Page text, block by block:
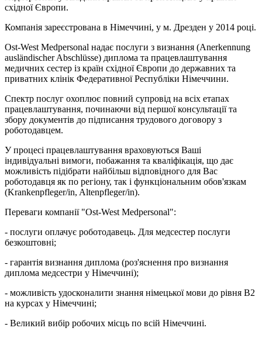
східної Європи.
Компанія зареєстрована в Німеччині, у м. Дрезден у 2014 році.
Ost-West Medpersonal надає послуги з визнання (Anerkennung
ausländischer Abschlüsse) диплома та працевлаштування
медичних сестер із країн східної Європи до державних та
приватних клінік Федеративної Республіки Німеччини.
Спектр послуг охоплює повний супровід на всіх етапах
працевлаштування, починаючи від першої консультації та
збору документів до підписання трудового договору з
роботодавцем.
У процесі працевлаштування враховуються Ваші
індивідуальні вимоги, побажання та кваліфікація, що дає
можливість підібрати найбільш відповідного для Вас
роботодавця як по регіону, так і функціональним обов'язкам
(Krankenpfleger/in, Altenpfleger/in).
Переваги компанії "Ost-West Medpersonal":
- послуги оплачує роботодавець. Для медсестер послуги
безкоштовні;
- гарантія визнання диплома (роз'яснення про визнання
диплома медсестри у Німеччині);
- можливість удосконалити знання німецької мови до рівня В2
на курсах у Німеччині;
- Великий вибір робочих місць по всій Німеччині.